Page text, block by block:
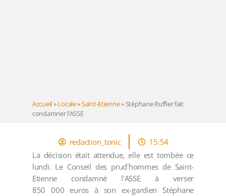
Accueil»Locale»Saint-Etienne»Stéphane Ruffier fait
condamner l’ASSE
redaction_tonic
15:54
La décision était attendue, elle est tombée ce
lundi. Le Conseil des prud'hommes de Saint-
Etienne condamné l'ASSE à verser
850 000 euros à son ex-gardien Stéphane